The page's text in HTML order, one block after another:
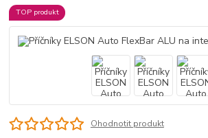
TOP produkt
Ohodnotit produkt